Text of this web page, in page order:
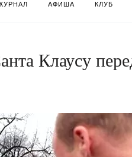
АФИША КЛУБ
Клаусу